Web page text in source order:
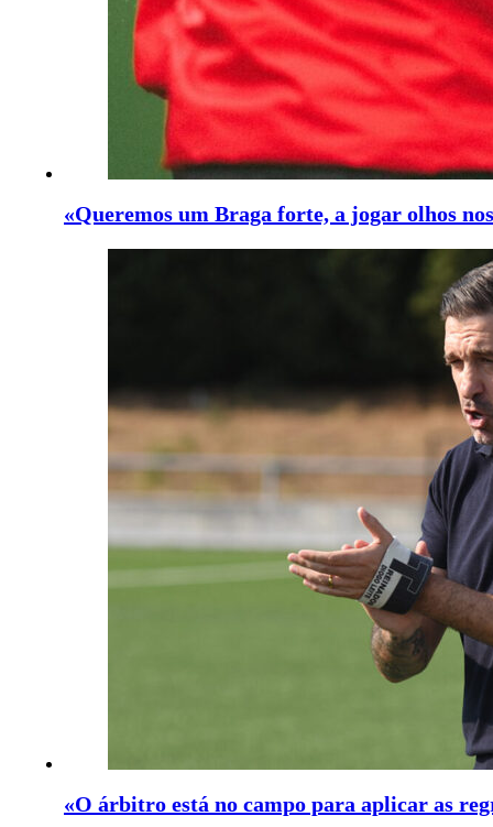
«Queremos um Braga forte, a jogar olhos
«O árbitro está no campo para aplicar as